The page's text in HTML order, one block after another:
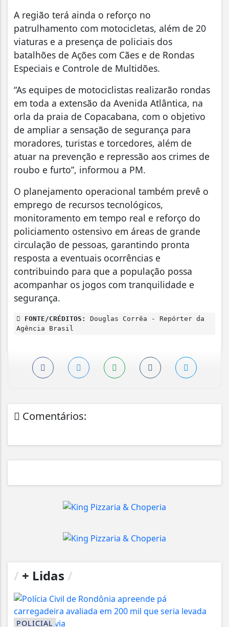
A região terá ainda o reforço no
patrulhamento com motocicletas, além de 20
viaturas e a presença de policiais dos
batalhões de Ações com Cães e de Rondas
Especiais e Controle de Multidões.
“As equipes de motociclistas realizarão rondas
em toda a extensão da Avenida Atlântica, na
orla da praia de Copacabana, com o objetivo
de ampliar a sensação de segurança para
moradores, turistas e torcedores, além de
atuar na prevenção e repressão aos crimes de
roubo e furto”, informou a PM.
O planejamento operacional também prevê o
emprego de recursos tecnológicos,
monitoramento em tempo real e reforço do
policiamento ostensivo em áreas de grande
circulação de pessoas, garantindo pronta
resposta a eventuais ocorrências e
contribuindo para que a população possa
acompanhar os jogos com tranquilidade e
segurança.
FONTE/CRÉDITOS:
Douglas Corrêa - Repórter da
Agência Brasil
Comentários:
/ + Lidas /
POLICIAL